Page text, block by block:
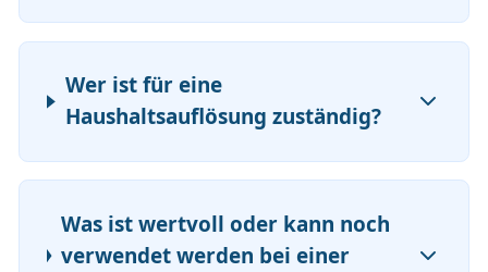
Wer ist für eine
Haushaltsauflösung zuständig?
Was ist wertvoll oder kann noch
verwendet werden bei einer